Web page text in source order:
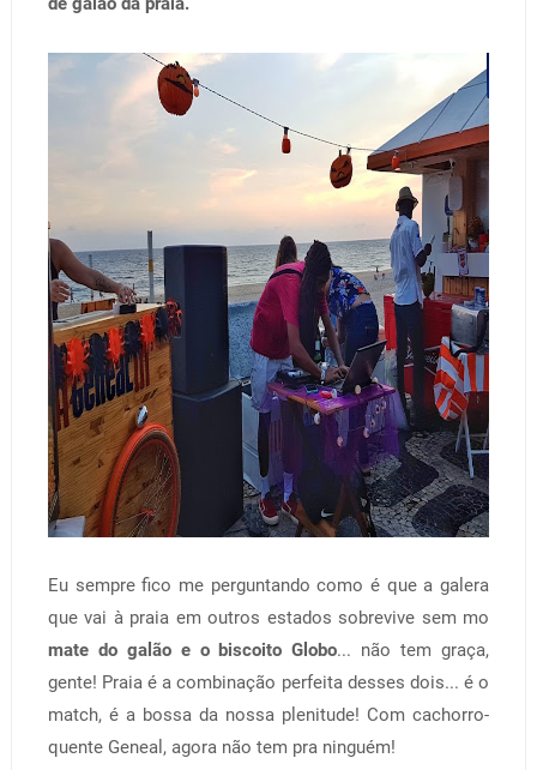
Eu sempre fico me perguntando como é que a galera
que vai à praia em outros estados sobrevive sem mo
mate do galão e o biscoito Globo... não tem graça,
gente! Praia é a combinação perfeita desses dois... é o
match, é a bossa da nossa plenitude! Com cachorro-
quente Geneal, agora não tem pra ninguém!